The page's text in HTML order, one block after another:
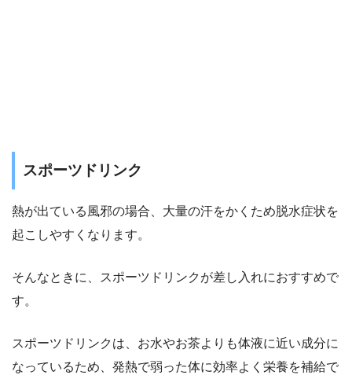
スポーツドリンク
熱が出ている風邪の場合、大量の汗をかくため脱水症状を
起こしやすくなります。
そんなときに、スポーツドリンクが差し入れにおすすめで
す。
スポーツドリンクは、お水やお茶よりも体液に近い成分に
なっているため、発熱で弱った体に効率よく栄養を補給で